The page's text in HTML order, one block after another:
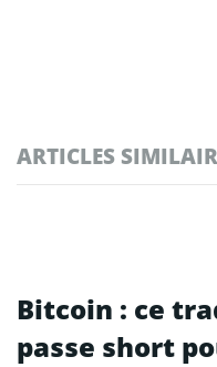
ARTICLES
Bitcoin : ce
passe short